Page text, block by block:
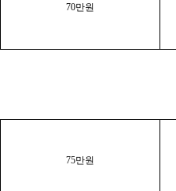
70만원
75만원